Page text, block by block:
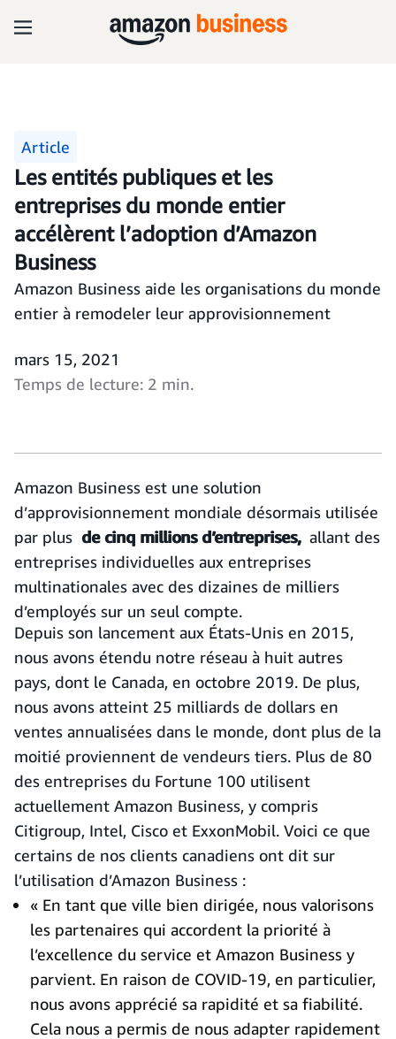
Article
Les entités publiques et les
entreprises du monde entier
accélèrent l’adoption d’Amazon
Business
Amazon Business aide les organisations du monde
entier à remodeler leur approvisionnement
mars 15, 2021
Temps de lecture: 2 min.
Amazon Business est une solution
d’approvisionnement mondiale désormais utilisée
par plus de cinq millions d’entreprises, allant des
entreprises individuelles aux entreprises
multinationales avec des dizaines de milliers
d’employés sur un seul compte.
Depuis son lancement aux États-Unis en 2015,
nous avons étendu notre réseau à huit autres
pays, dont le Canada, en octobre 2019. De plus,
nous avons atteint 25 milliards de dollars en
ventes annualisées dans le monde, dont plus de la
moitié proviennent de vendeurs tiers. Plus de 80
des entreprises du Fortune 100 utilisent
actuellement Amazon Business, y compris
Citigroup, Intel, Cisco et ExxonMobil. Voici ce que
certains de nos clients canadiens ont dit sur
l’utilisation d’Amazon Business :
« En tant que ville bien dirigée, nous valorisons
les partenaires qui accordent la priorité à
l’excellence du service et Amazon Business y
parvient. En raison de COVID-19, en particulier,
nous avons apprécié sa rapidité et sa fiabilité.
Cela nous a permis de nous adapter rapidement